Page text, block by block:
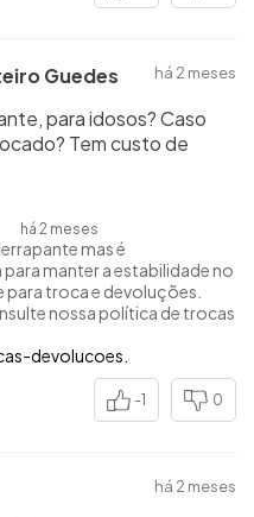
Guedes há 2 meses
para idosos? Caso
Tem custo de
há 2 meses
mas é
manter a estabilidade no
para troca e devoluções.
nossa política de trocas
devolucoes.
-1 0
há 2 meses